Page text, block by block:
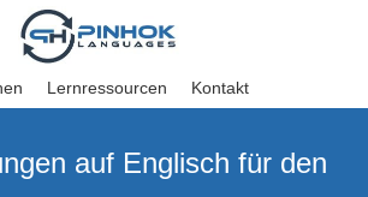
Lernressourcen Kontakt
auf Englisch für den